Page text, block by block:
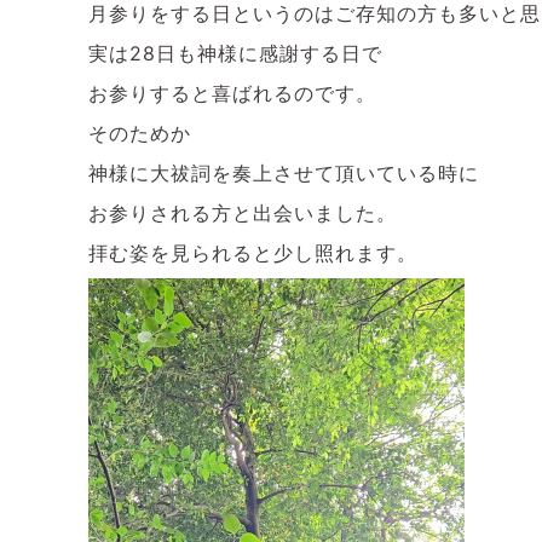
月参りをする日というのはご存知の方も多いと
実は28日も神様に感謝する日で
お参りすると喜ばれるのです。
そのためか
神様に大祓詞を奏上させて頂いている時に
お参りされる方と出会いました。
拝む姿を見られると少し照れます。